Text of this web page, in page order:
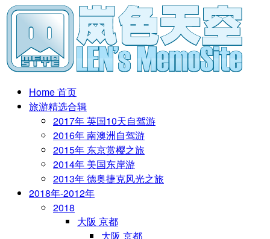
Home 首页
旅游精选合辑
2017年 英国10天自驾游
2016年 南澳洲自驾游
2015年 东京赏樱之旅
2014年 美国东岸游
2013年 德奥捷克风光之旅
2018年-2012年
2018
大阪 京都
大阪 京都